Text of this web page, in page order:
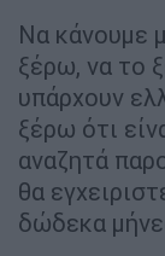
Να κάνουμε
ξέρω, να το
υπάρχουν
ξέρω ότι
αναζητά
θα
δώδεκα